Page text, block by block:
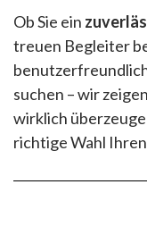
Ob Sie ein
treuen Begleiter
suchen – wir
wirklich
richtige Wahl